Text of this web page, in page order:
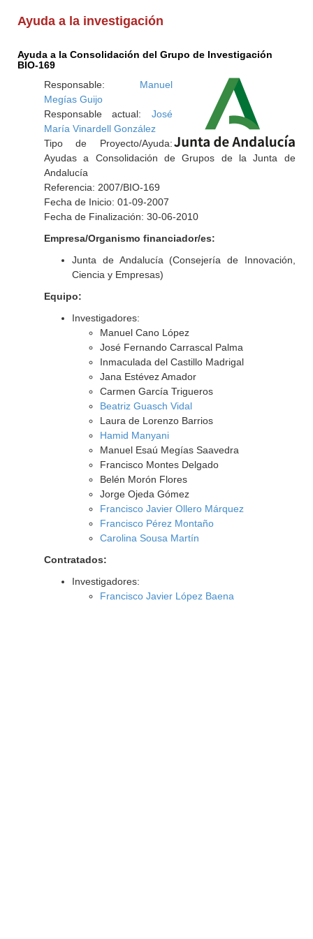
Ayuda a la investigación
Ayuda a la Consolidación del Grupo de Investigación
BIO-169
Responsable: Manuel
Megías Guijo
Responsable actual: José
María Vinardell González
Tipo de Proyecto/Ayuda:
Ayudas a Consolidación de Grupos de la Junta de
Andalucía
Referencia: 2007/BIO-169
Fecha de Inicio: 01-09-2007
Fecha de Finalización: 30-06-2010
Empresa/Organismo financiador/es:
Junta de Andalucía (Consejería de Innovación,
Ciencia y Empresas)
Equipo:
Investigadores:
Manuel Cano López
José Fernando Carrascal Palma
Inmaculada del Castillo Madrigal
Jana Estévez Amador
Carmen García Trigueros
Beatriz Guasch Vidal
Laura de Lorenzo Barrios
Hamid Manyani
Manuel Esaú Megías Saavedra
Francisco Montes Delgado
Belén Morón Flores
Jorge Ojeda Gómez
Francisco Javier Ollero Márquez
Francisco Pérez Montaño
Carolina Sousa Martín
Contratados:
Investigadores:
Francisco Javier López Baena